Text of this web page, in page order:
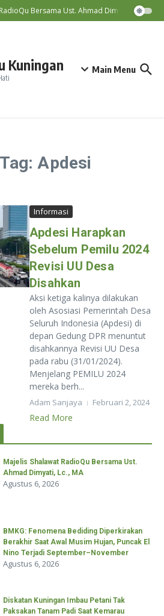
Bersama Ust. Ahmad Dimyati, Lc., MA
Kuningan Main Menu
Apdesi
Informasi
Apdesi Harapkan
Sebelum Pemilu 2024
Revisi UU Desa
Disahkan
Aksi ketiga kalinya dilakukan
oleh Asosiasi Pemerintah Desa
Seluruh Indonesia (Apdesi) di
depan Gedung DPR menuntut
disahkannya Revisi UU Desa
pada rabu (31/01/2024).
Menjelang PEMILU 2024
mereka berh...
Adam Sanjaya Februari 2, 2024
Read More
Majelis Shalawat RadioQu Bersama Ust.
Ahmad Dimyati, Lc., MA
Agustus 6, 2026
BMKG: Fenomena Bediding Diperkirakan
Berakhir Saat Awal Musim Hujan, Puncak El
Nino Terjadi September–November
Agustus 6, 2026
Diskatan Kuningan Imbau Petani Tak
Paksakan Tanam Padi Saat Kemarau